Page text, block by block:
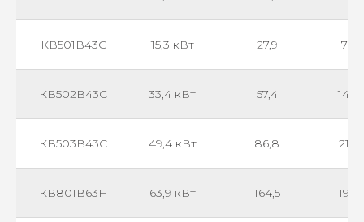
КВ501В43С 15,3 кВт 27,9
КВ502В43С 33,4 кВт 57,4
КВ503В43С 49,4 кВт 86,8
КВ801В63Н 63,9 кВт 164,5